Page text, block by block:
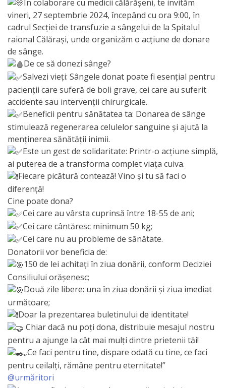
al
Actelor
Locale
Primăria
Aparatul
Primăriei
Lista
colaboratorilor
Primăriei
Călăraşi
Contabilitate
Serviciul
Arhitectură
şi
Urbanism
Serviciul
de
Atragere
a
În colaborare cu medicii călărășeni, te invităm
vineri, 27 septembrie 2024, începând cu ora 9:00, în
cadrul Secției de transfuzie a sângelui de la Spitalul
raional Călărași, unde organizăm o acțiune de donare
de sânge.
De ce să donezi sânge?
Salvezi vieți: Sângele donat poate fi esențial pentru
pacienții care suferă de boli grave, cei care au suferit
accidente sau intervenții chirurgicale.
Beneficii pentru sănătatea ta: Donarea de sânge
stimulează regenerarea celulelor sanguine și ajută la
menținerea sănătății inimii.
Este un gest de solidaritate: Printr-o acțiune simplă,
ai puterea de a transforma complet viața cuiva.
Fiecare picătură contează! Vino și tu să faci o
diferență!
Cine poate dona?
Cei care au vârsta cuprinsă între 18-55 de ani;
Cei care cântăresc minimum 50 kg;
Cei care nu au probleme de sănătate.
Donatorii vor beneficia de:
150 de lei achitați în ziua donării, conform Deciziei
Consiliului orășenesc;
Două zile libere: una în ziua donării și ziua imediat
următoare;
Doar la prezentarea buletinului de identitate!
Chiar dacă nu poți dona, distribuie mesajul nostru
pentru a ajunge la cât mai mulți dintre prietenii tăi!
„Ce faci pentru tine, dispare odată cu tine, ce faci
pentru ceilalți, rămâne pentru eternitate!”
@urmăritori